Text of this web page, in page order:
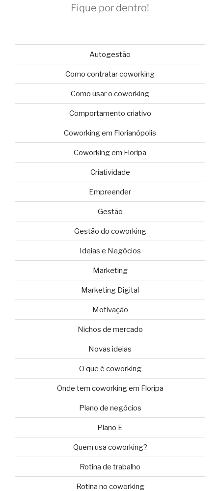
Fique por dentro!
Autogestão
Como contratar coworking
Como usar o coworking
Comportamento criativo
Coworking em Florianópolis
Coworking em Floripa
Criatividade
Empreender
Gestão
Gestão do coworking
Ideias e Negócios
Marketing
Marketing Digital
Motivação
Nichos de mercado
Novas ideias
O que é coworking
Onde tem coworking em Floripa
Plano de negócios
Plano E
Quem usa coworking?
Rotina de trabalho
Rotina no coworking